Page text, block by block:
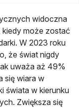
widoczna
może zostać
W 2023 roku
że świat nigdy
uważa aż 49%
się wiara w
świata w kierunku
Zwiększa się